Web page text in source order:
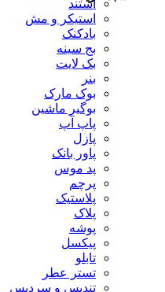
استند
استیکر و مش
بادکنک
بج سینه
بک لایت
بنر
بوک مارک
بوگیر ماشین
پاپ آپ
پازل
پاور بانک
پد موس
پرچم
پلاستیک
پلاک
پوشه
پیکسل
تابلو
تستر عطر
تندیس و سردیس